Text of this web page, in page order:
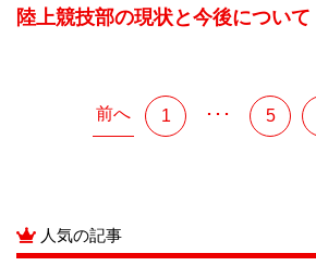
陸上競技部の現状と今後について
前へ 1 ･･･ 5
人気の記事